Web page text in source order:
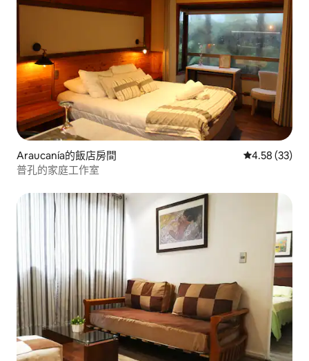
Araucanía的飯店房間 從 33 則評價
4.58 (33)
普孔的家庭工作室